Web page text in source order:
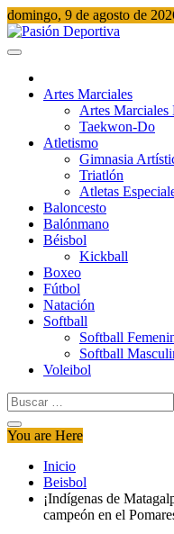
Saltar
al
contenido
domingo, 9 de agosto de
Artes Marciales
Artes Marciales
Taekwon-Do
Atletismo
Gimnasia
Triatlón​
Atletas
Baloncesto
Balónmano
Béisbol
Kickball​
Boxeo
Fútbol
Natación​
Softball​
Softball​
Softball​
Voleibol​
Buscar:
You are Here
Inicio
Beisbol
¡Indígenas de
campeón en el